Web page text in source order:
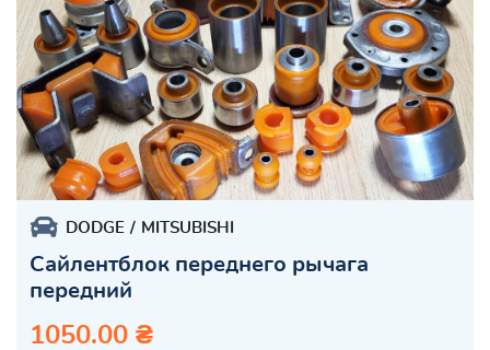
DODGE MITSUBISHI
Сайлентблок переднего рычага
передний
1050.00 ₴